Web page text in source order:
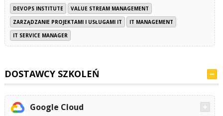
DEVOPS INSTITUTE
VALUE STREAM MANAGEMENT
ZARZĄDZANIE PROJEKTAMI I USŁUGAMI IT
IT MANAGEMENT
IT SERVICE MANAGER
DOSTAWCY SZKOLEŃ
Google Cloud